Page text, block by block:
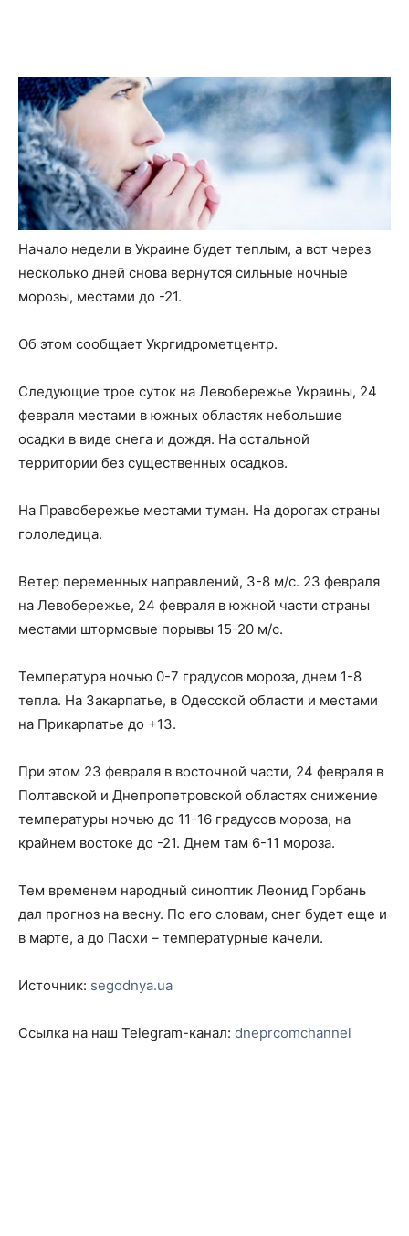
Начало недели в Украине будет теплым, а вот через
несколько дней снова вернутся сильные ночные
морозы, местами до -21.
Об этом сообщает Укргидрометцентр.
Следующие трое суток на Левобережье Украины, 24
февраля местами в южных областях небольшие
осадки в виде снега и дождя. На остальной
территории без существенных осадков.
На Правобережье местами туман. На дорогах страны
гололедица.
Ветер переменных направлений, 3-8 м/с. 23 февраля
на Левобережье, 24 февраля в южной части страны
местами штормовые порывы 15-20 м/с.
Температура ночью 0-7 градусов мороза, днем 1-8
тепла. На Закарпатье, в Одесской области и местами
на Прикарпатье до +13.
При этом 23 февраля в восточной части, 24 февраля в
Полтавской и Днепропетровской областях снижение
температуры ночью до 11-16 градусов мороза, на
крайнем востоке до -21. Днем там 6-11 мороза.
Тем временем народный синоптик Леонид Горбань
дал прогноз на весну. По его словам, снег будет еще и
в марте, а до Пасхи – температурные качели.
Источник: segodnya.ua
Ссылка на наш Telegram-канал: dneprcomchannel